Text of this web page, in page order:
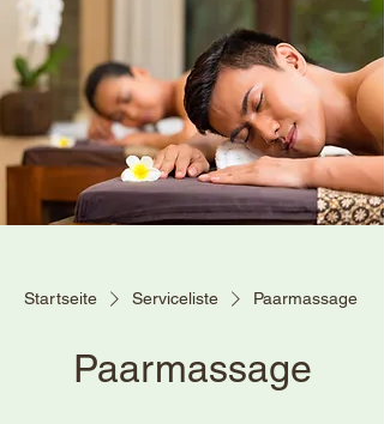
Startseite Serviceliste Paarmassage
Paarmassage